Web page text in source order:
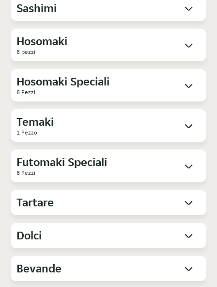
Sashimi
Hosomaki
8 pezzi
Hosomaki Speciali
8 Pezzi
Temaki
1 Pezzo
Futomaki Speciali
8 Pezzi
Tartare
Dolci
Bevande